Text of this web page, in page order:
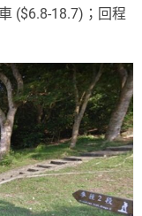
($6.8-18.7)；回程